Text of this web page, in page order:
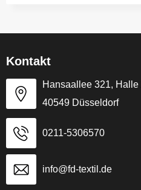
Kontakt
Hansaallee 321, Halle
40549 Düsseldorf
0211-5306570
info@fd-textil.de